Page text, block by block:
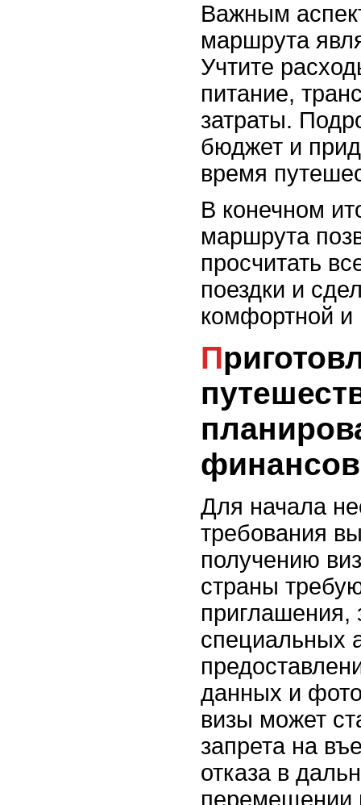
Важным
маршрута
Учтите
питание,
затраты.
бюджет и
время
В конечном
маршрута
просчитать
поездки и
комфортной и
Приготовления к
финансов
Для начала
требования
получению
страны
приглашения,
специальных
данных и
визы может
запрета на
отказа в
перемещении